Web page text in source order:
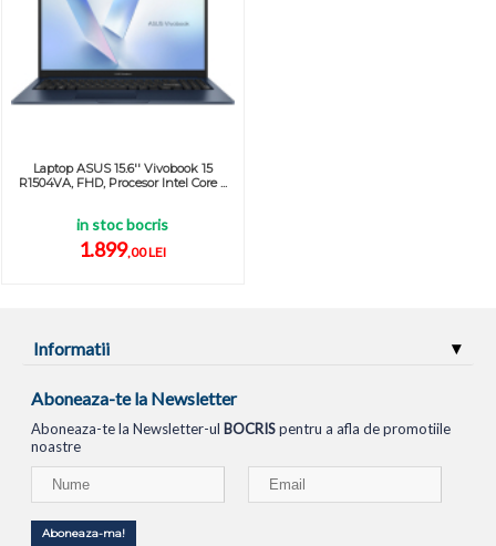
Laptop ASUS 15.6'' Vivobook 15
R1504VA, FHD, Procesor Intel Core ...
in stoc bocris
1.899,00 LEI
Informatii
Aboneaza-te la Newsletter
Aboneaza-te la Newsletter-ul BOCRISpentru a afla de promotiile
noastre
Aboneaza-ma!